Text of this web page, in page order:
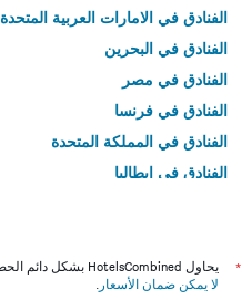
الفنادق في الامارات العربية المتحدة
الفنادق في البحرين
الفنادق في مصر
الفنادق في فرنسا
الفنادق في المملكة المتحدة
الفنادق في إيطاليا
*
يحاول HotelsCombined بشكل دائم الحصول على الأسعار الدقيقة، ولكن
لا يمكن ضمان الأسعار .